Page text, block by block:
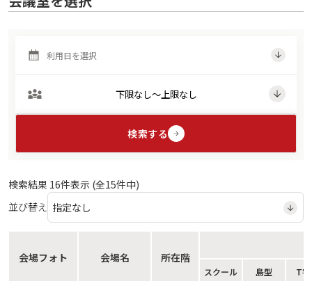
検索する
検索結果 16件表示 (全15件中)
並び替え
会場フォト 会場名 所在階
スクール 島型 T